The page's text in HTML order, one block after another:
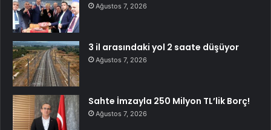
Ağustos 7, 2026
3 il arasındaki yol 2 saate düşüyor
Ağustos 7, 2026
Sahte İmzayla 250 Milyon TL’lik Borç!
Ağustos 7, 2026